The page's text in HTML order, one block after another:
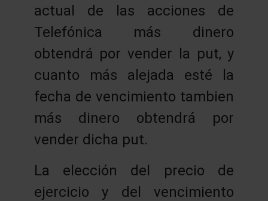
actual de las acciones de
Telefónica más dinero
obtendrá por vender la put, y
cuanto más alejada esté la
fecha de vencimiento tambien
más dinero obtendrá por
vender dicha put.
La elección del precio de
ejercicio y del vencimiento